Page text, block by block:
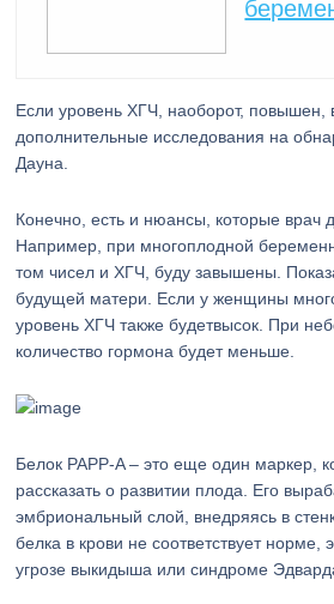
Если уровень ХГЧ, наоборот, повышен,
дополнительные исследования на
Дауна.
Конечно, есть и нюансы, которые врач
Например, при многоплодной
том чисел и ХГЧ, буду завышены.
будущей матери. Если у женщины
уровень ХГЧ также будетвысок. При
количество гормона будет меньше.
Белок PAPP-A – это еще один маркер,
рассказать о развитии плода. Его
эмбриональный слой, внедряясь в
белка в крови не соответствует норме,
угрозе выкидыша или синдроме